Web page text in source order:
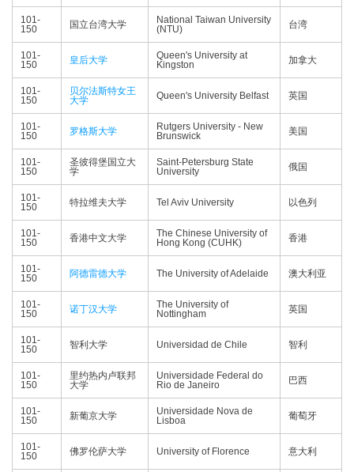
101-
150
国立台湾大学
National Taiwan University
(NTU)
台湾
101-
150
皇后大学
Queen's University at
Kingston
加拿大
101-
150
贝尔法斯特女王
大学
Queen's University Belfast 英国
101-
150
罗格斯大学
Rutgers University - New
Brunswick
美国
101-
150
圣彼得堡国立大
学
Saint-Petersburg State
University
俄国
101-
150
特拉维夫大学 Tel Aviv University 以色列
101-
150
香港中文大学
The Chinese University of
Hong Kong (CUHK)
香港
101-
150
阿德雷德大学 The University of Adelaide 澳大利亚
101-
150
诺丁汉大学
The University of
Nottingham
英国
101-
150
智利大学 Universidad de Chile 智利
101-
150
里约热内卢联邦
大学
Universidade Federal do
Rio de Janeiro
巴西
101-
150
新葡京大学
Universidade Nova de
Lisboa
葡萄牙
101-
150
佛罗伦萨大学 University of Florence 意大利